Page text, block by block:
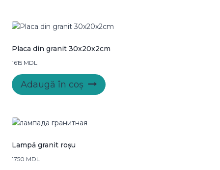
Placa din granit 30x20x2cm
1615 MDL
Adaugă în coș
Lampă granit roșu
1750 MDL